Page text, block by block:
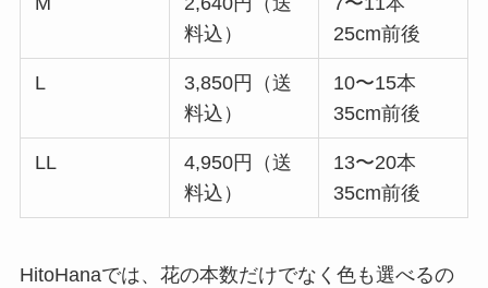
料込）
25cm前後
L
3,850円（送
料込）
10〜15本
35cm前後
LL
4,950円（送
料込）
13〜20本
35cm前後
HitoHanaでは、花の本数だけでなく色も選べるの